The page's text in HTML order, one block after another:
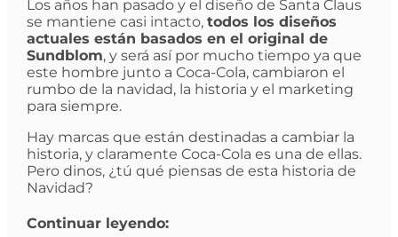
Los años han pasado y el diseño de Santa Claus
se mantiene casi intacto, todos los diseños
actuales están basados en el original de
Sundblom, y será así por mucho tiempo ya que
este hombre junto a Coca-Cola, cambiaron el
rumbo de la navidad, la historia y el marketing
para siempre.
Hay marcas que están destinadas a cambiar la
historia, y claramente Coca-Cola es una de ellas.
Pero dinos, ¿tú qué piensas de esta historia de
Navidad?
Continuar leyendo: